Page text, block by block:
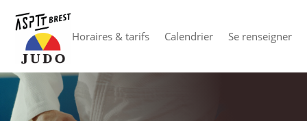
Horaires & tarifs Calendrier Se renseigner